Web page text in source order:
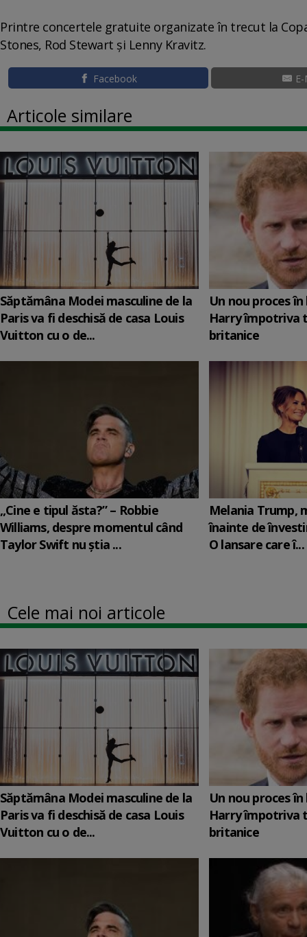
Printre concertele gratuite organizate în trecut la
Stones, Rod Stewart şi Lenny Kravitz.
Facebook
Articole similare
Săptămâna Modei masculine de la
Paris va fi deschisă de casa Louis
Vuitton cu o de...
Un nou proces
Harry împotriva
britanice
„Cine e tipul ăsta?” – Robbie
Williams, despre momentul când
Taylor Swift nu știa ...
Melania Trump,
înainte de
O lansare care î...
Cele mai noi articole
Săptămâna Modei masculine de la
Paris va fi deschisă de casa Louis
Vuitton cu o de...
Un nou proces
Harry împotriva
britanice